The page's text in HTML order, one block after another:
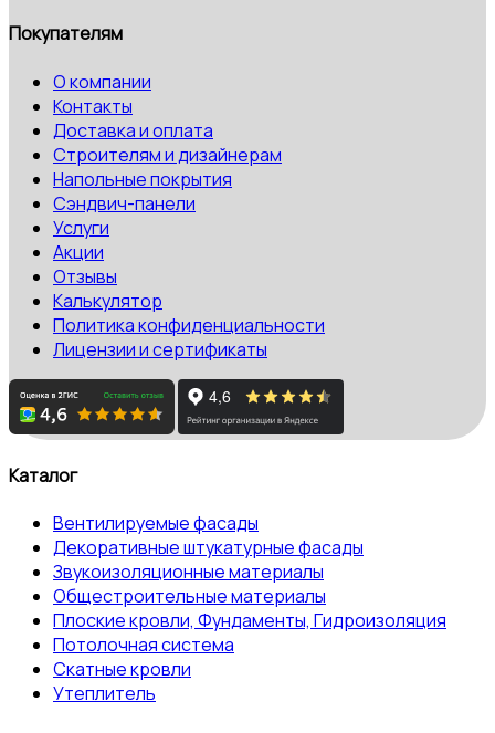
Покупателям
О компании
Контакты
Доставка и оплата
Строителям и дизайнерам
Напольные покрытия
Сэндвич-панели
Услуги
Акции
Отзывы
Калькулятор
Политика конфиденциальности
Лицензии и сертификаты
Каталог
Вентилируемые фасады
Декоративные штукатурные фасады
Звукоизоляционные материалы
Общестроительные материалы
Плоские кровли, Фундаменты, Гидроизоляция
Потолочная система
Скатные кровли
Утеплитель